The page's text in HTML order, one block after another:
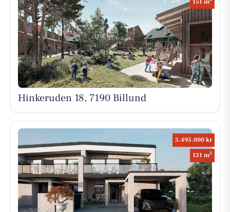
151 m
Hinkeruden 18, 7190 Billund
3.495.000 kr
131 m2